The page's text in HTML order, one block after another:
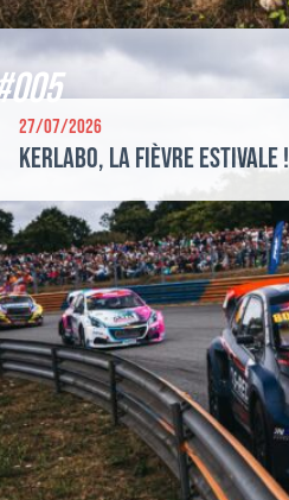
27/07/2026
Kerlabo, la fièvre estivale !